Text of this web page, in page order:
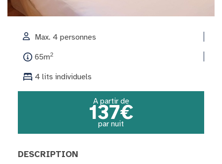
Max. 4 personnes
65m2
4 lits individuels
A partir de
137€
par nuit
DESCRIPTION